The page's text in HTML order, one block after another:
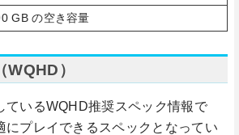
GB の空き容量
）
ているWQHD推奨スペック情報で
にプレイできるスペックとなってい